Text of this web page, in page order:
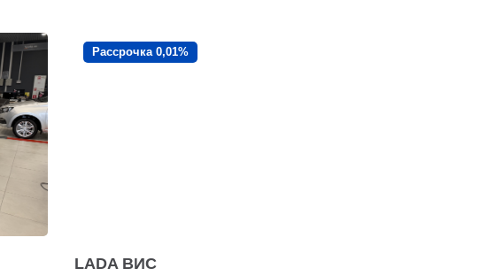
Рассрочка 0,01%
LADA ВИС